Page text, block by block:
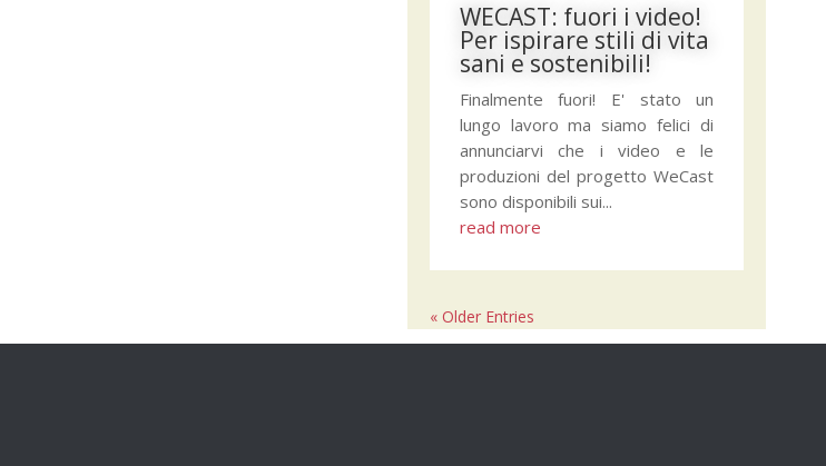
WECAST: fuori i video!
Per ispirare stili di vita
sani e sostenibili!
Finalmente fuori! E' stato un
lungo lavoro ma siamo felici di
annunciarvi che i video e le
produzioni del progetto WeCast
sono disponibili sui...
read more
« Older Entries